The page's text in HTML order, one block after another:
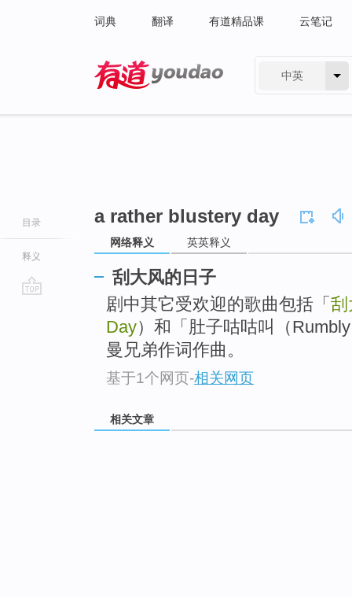
词典 翻译 有道精品课 云笔记
中英
目录
释义
a rather blustery day
网络释义 英英释义
刮大风的日子
剧中其它受欢迎的歌曲包括「 刮
Day）和「肚子咕咕叫（
曼兄弟作词作曲。
基于1个网页-相关网页
相关文章